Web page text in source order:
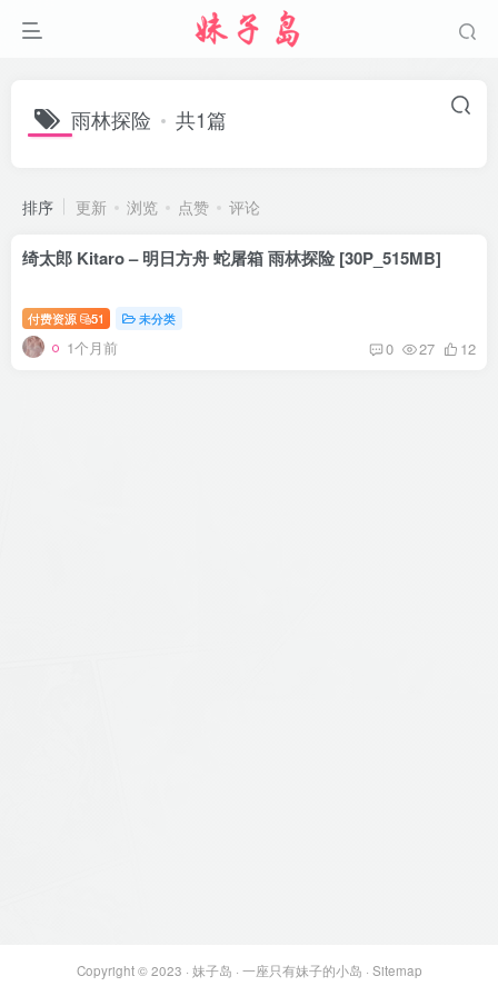
雨林探险 共1篇
排序 更新 浏览 点赞 评论
绮太郎 Kitaro – 明日方舟 蛇屠箱 雨林探险 [30P_515MB]
付费资源 51 未分类
1个月前 0 27 12
Copyright © 2023 · 妹子岛 · 一座只有妹子的小岛 · Sitemap